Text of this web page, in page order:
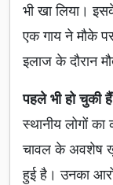
भी खा लिया।
एक गाय ने मौके
इलाज के दौरान
पहले भी हो चुकी
स्थानीय लोगों
चावल के अवशेष
हुई है। उनका